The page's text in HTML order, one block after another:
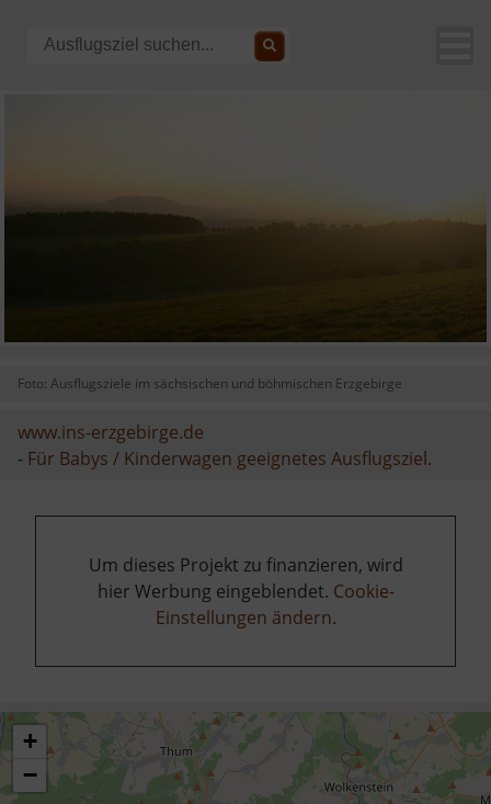
Foto: Ausflugsziele im sächsischen und böhmischen Erzgebirge
www.ins-erzgebirge.de
- Für Babys / Kinderwagen geeignetes Ausflugsziel.
Um dieses Projekt zu finanzieren, wird
hier Werbung eingeblendet. Cookie-
Einstellungen ändern.
+
−